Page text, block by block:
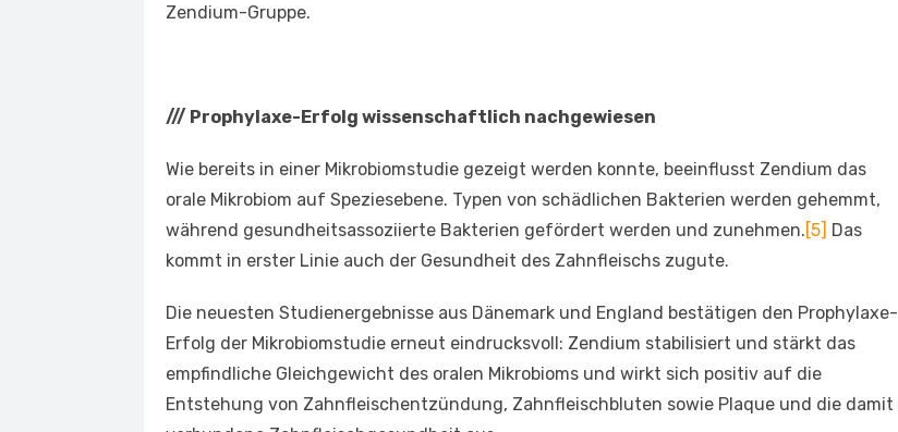
Zendium-Gruppe.
/// Prophylaxe-Erfolg wissenschaftlich nachgewiesen
Wie bereits in einer Mikrobiomstudie gezeigt werden konnte, beeinflusst Zendium das
orale Mikrobiom auf Speziesebene. Typen von schädlichen Bakterien werden gehemmt,
während gesundheitsassoziierte Bakterien gefördert werden und zunehmen. [5]
Das
kommt in erster Linie auch der Gesundheit des Zahnfleischs zugute.
Die neuesten Studienergebnisse aus Dänemark und England bestätigen den Prophylaxe-
Erfolg der Mikrobiomstudie erneut eindrucksvoll: Zendium stabilisiert und stärkt das
empfindliche Gleichgewicht des oralen Mikrobioms und wirkt sich positiv auf die
Entstehung von Zahnfleischentzündung, Zahnfleischbluten sowie Plaque und die damit